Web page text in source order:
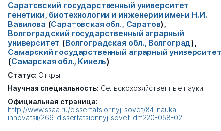
Саратовский государственный университет
генетики, биотехнологии и инженерии имени Н.И.
Вавилова (Саратовская обл., Саратов),
Волгоградский государственный аграрный
университет (Волгоградская обл., Волгоград),
Самарский государственный аграрный университет
(Самарская обл., Кинель)
Статус: Открыт
Научная специальность: Сельскохозяйственные науки
Официальная страница:
http://www.ssaa.ru/dissertatsionnyj-sovet/84-nauka-i-
innovatsii/266-dissertatsionnyj-sovet-dm220-058-02